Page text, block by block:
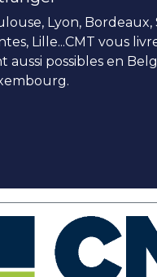
Lyon, Bordeaux,
Lille...CMT vous
aussi possibles en